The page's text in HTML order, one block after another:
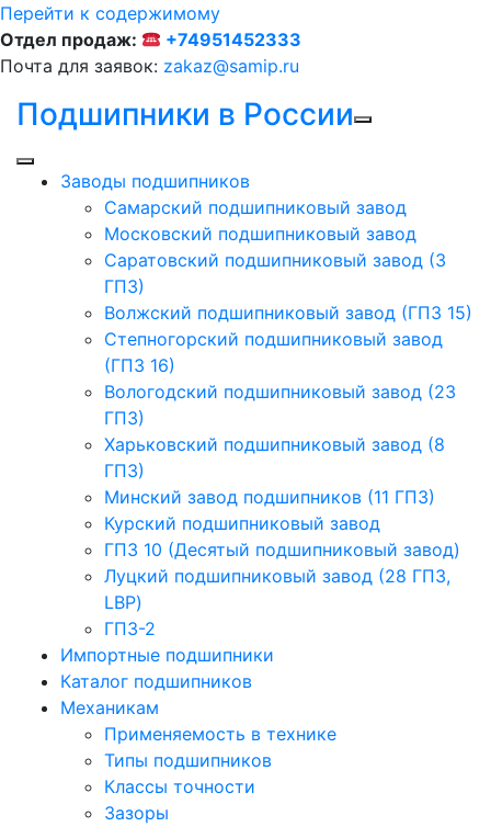
Перейти к содержимому
Отдел продаж:
+74951452333
Почта для заявок: zakaz@samip.ru
Подшипники в России
Заводы подшипников
Cамарский подшипниковый завод
Московский подшипниковый завод
Саратовский подшипниковый завод (3
ГПЗ)
Волжский подшипниковый завод (ГПЗ 15)
Степногорский подшипниковый завод
(ГПЗ 16)
Вологодский подшипниковый завод (23
ГПЗ)
Харьковский подшипниковый завод (8
ГПЗ)
Минский завод подшипников (11 ГПЗ)
Курский подшипниковый завод
ГПЗ 10 (Десятый подшипниковый завод)
Луцкий подшипниковый завод (28 ГПЗ,
LBP)
ГПЗ-2
Импортные подшипники
Каталог подшипников
Механикам
Применяемость в технике
Типы подшипников
Классы точности
Зазоры